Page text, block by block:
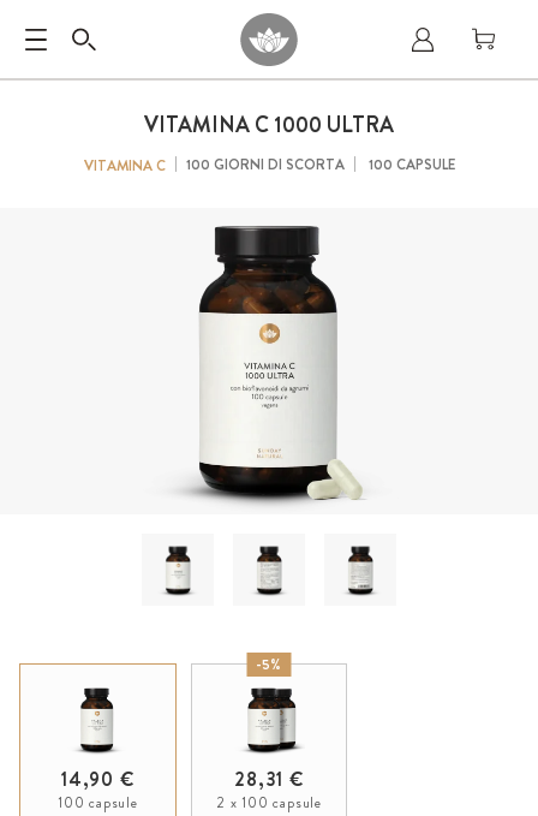
VITAMINA C 1000 ULTRA
VITAMINA C 100 GIORNI DI SCORTA 100 CAPSULE
14,90 €
100 capsule
-5%
28,31 €
2 x 100 capsule